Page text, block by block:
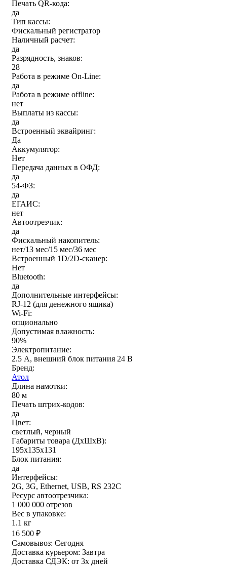
Печать QR-кода:
да
Тип кассы:
Фискальный регистратор
Наличный расчет:
да
Разрядность, знаков:
28
Работа в режиме On-Line:
да
Работа в режиме offline:
нет
Выплаты из кассы:
да
Встроенный эквайринг:
Да
Аккумулятор:
Нет
Передача данных в ОФД:
да
54-ФЗ:
да
ЕГАИС:
нет
Автоотрезчик:
да
Фискальный накопитель:
нет/13 мес/15 мес/36 мес
Встроенный 1D/2D-сканер:
Нет
Bluetooth:
да
Дополнительные интерфейсы:
RJ-12 (для денежного ящика)
Wi-Fi:
опционально
Допустимая влажность:
90%
Электропитание:
2.5 А, внешний блок питания 24 В
Бренд:
Атол
Длина намотки:
80 м
Печать штрих-кодов:
да
Цвет:
светлый, черный
Габариты товара (ДxШxВ):
195х135х131
Блок питания:
да
Интерфейсы:
2G, 3G, Ethernet, USB, RS 232C
Ресурс автоотрезчика:
1 000 000 отрезов
Вес в упаковке:
1.1 кг
16 500 ₽
Самовывоз: Сегодня
Доставка курьером: Завтра
Доставка СДЭК: от 3х дней